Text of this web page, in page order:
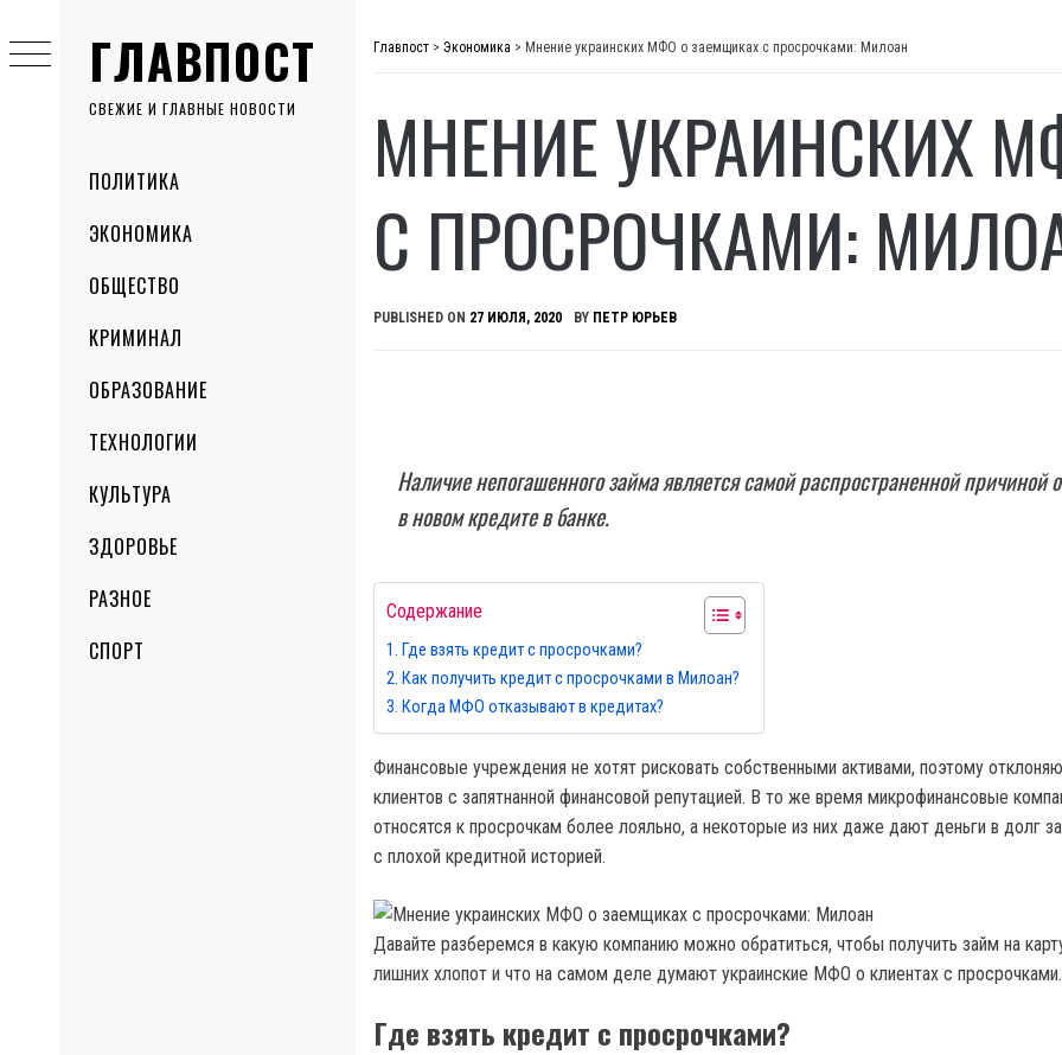
ГЛАВПОСТ
СВЕЖИЕ И ГЛАВНЫЕ НОВОСТИ
MenuПОЛИТИКА
ЭКОНОМИКА
ОБЩЕСТВО
КРИМИНАЛ
ОБРАЗОВАНИЕ
ТЕХНОЛОГИИ
КУЛЬТУРА
ЗДОРОВЬЕ
РАЗНОЕ
СПОРТ
to
content
Главпост > Экономика > Мнение украинских МФО о заемщиках с просрочками: Милоан
МНЕНИЕ УКРАИНСКИХ
С ПРОСРОЧКАМИ:
PUBLISHED ON 27 ИЮЛЯ, 2020 BY ПЕТР ЮРЬЕВ
Наличие непогашенного займа является самой распространенной причиной
в новом кредите в банке.
Содержание
Где взять кредит с просрочками?
Как получить кредит с просрочками в Милоан?
Когда МФО отказывают в кредитах?
Финансовые учреждения не хотят рисковать собственными активами, поэтому
клиентов с запятнанной финансовой репутацией. В то же время микрофинансовые
относятся к просрочкам более лояльно, а некоторые из них даже дают деньги в долг
с плохой кредитной историей.
Давайте разберемся в какую компанию можно обратиться, чтобы получить займ на
лишних хлопот и что на самом деле думают украинские МФО о клиентах с просрочками.
Где взять кредит с просрочками?